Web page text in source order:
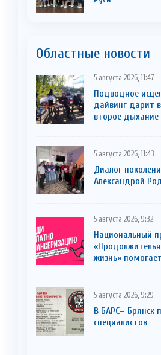
Областные новости
5 августа 2026, 11:47
Подводное
дайвинг дарит
второе дыхание
5 августа 2026, 11:43
Диалог
Александрой
5 августа 2026, 9:32
Национальный
жизнь»
5 августа 2026, 9:29
В БАРС– Брянcк
cпециaлистoв